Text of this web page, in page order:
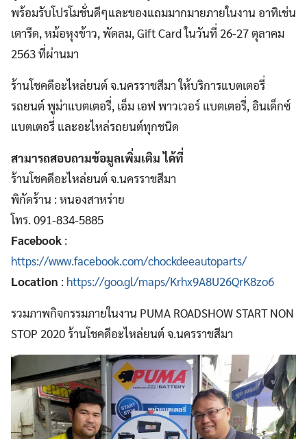
พร้อมรับโปรโมชั่นดีๆและของแถมมากมายภายในงาน อาทิเช่น
เตารีด, หม้อหุงข้าว, พัดลม, Gift Card ในวันที่ 26-27 ตุลาคม
2563 ที่ผ่านมา
ร้านโชคดีอะไหล่ยนต์ จ.นครราชสีมา ให้บริการแบตเตอรี่
รถยนต์ พูม่าแบตเตอรี่, เอ็ม เอฟ พาวเวอร์ แบตเตอรี่, อินเด็กซ์
แบตเตอรี่ และอะไหล่รถยนต์ทุกชนิด
สามารถสอบถามข้อมูลเพิ่มเติม ได้ที่
ร้านโชคดีอะไหล่ยนต์ จ.นครราชสีมา
พิกัดร้าน : หนองสาหร่าย
โทร. 091-834-5885
Facebook :
https://www.facebook.com/chockdeeautoparts/
Location : https://goo.gl/maps/Krhx9A8U26QrK8zo6
รวมภาพกิจกรรมภายในงาน PUMA ROADSHOW START NON
STOP 2020 ร้านโชคดีอะไหล่ยนต์ จ.นครราชสีมา